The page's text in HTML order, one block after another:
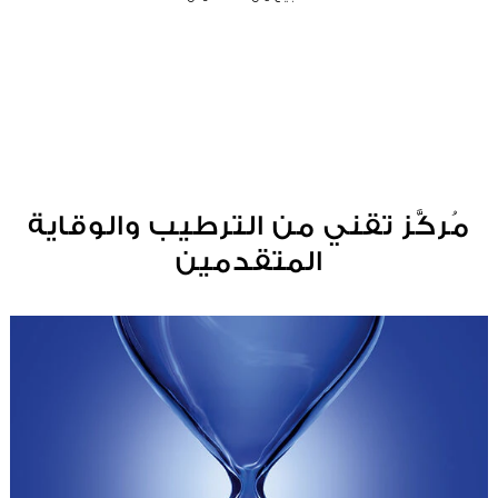
مُركَّز تقني من الترطيب والوقاية
المتقدمين